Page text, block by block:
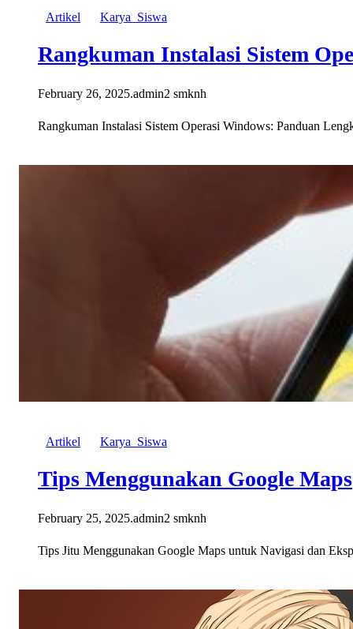
Artikel Karya_Siswa
Rangkuman Instalasi Sistem
February 26, 2025.admin2 smknh
Rangkuman Instalasi Sistem Operasi Windows: Panduan
Artikel Karya_Siswa
Tips Menggunakan Google Maps
February 25, 2025.admin2 smknh
Tips Jitu Menggunakan Google Maps untuk Navigasi dan